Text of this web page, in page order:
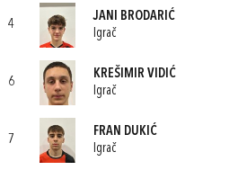
4
JANI BRODARIĆ
Igrač
6
KREŠIMIR VIDIĆ
Igrač
7
FRAN DUKIĆ
Igrač